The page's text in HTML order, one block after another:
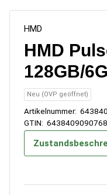
HMD
HMD
128GB/
Neu (OVP geöffnet)
Artikelnummer:
GTIN: 6438409090768